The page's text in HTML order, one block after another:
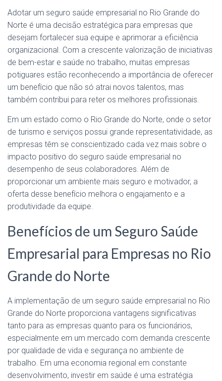
Adotar um seguro saúde empresarial no Rio Grande do
Norte é uma decisão estratégica para empresas que
desejam fortalecer sua equipe e aprimorar a eficiência
organizacional. Com a crescente valorização de iniciativas
de bem-estar e saúde no trabalho, muitas empresas
potiguares estão reconhecendo a importância de oferecer
um benefício que não só atrai novos talentos, mas
também contribui para reter os melhores profissionais.
Em um estado como o Rio Grande do Norte, onde o setor
de turismo e serviços possui grande representatividade, as
empresas têm se conscientizado cada vez mais sobre o
impacto positivo do seguro saúde empresarial no
desempenho de seus colaboradores. Além de
proporcionar um ambiente mais seguro e motivador, a
oferta desse benefício melhora o engajamento e a
produtividade da equipe.
Benefícios de um Seguro Saúde
Empresarial para Empresas no Rio
Grande do Norte
A implementação de um seguro saúde empresarial no Rio
Grande do Norte proporciona vantagens significativas
tanto para as empresas quanto para os funcionários,
especialmente em um mercado com demanda crescente
por qualidade de vida e segurança no ambiente de
trabalho. Em uma economia regional em constante
desenvolvimento, investir em saúde é uma estratégia